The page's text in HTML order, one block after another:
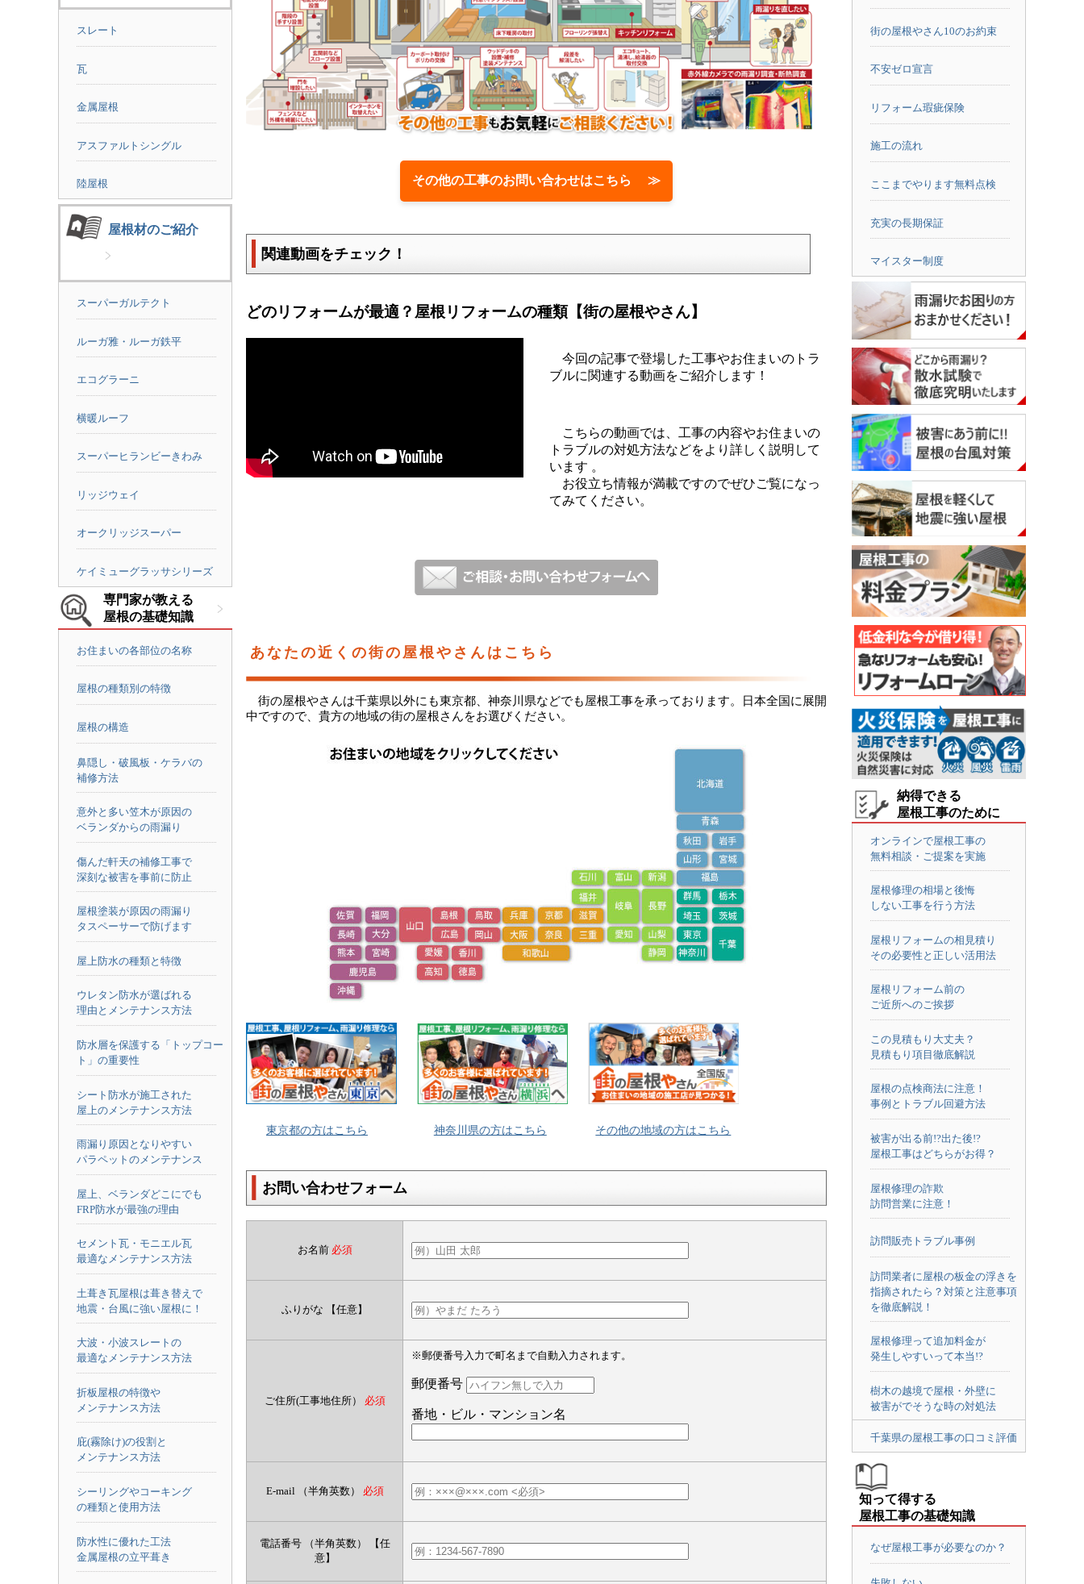
スレート
瓦
金属屋根
アスファルトシングル
陸屋根
屋根材のご紹介
スーパーガルテクト
ルーガ雅・ルーガ鉄平
エコグラーニ
横暖ルーフ
スーパーヒランビーきわみ
リッジウェイ
オークリッジスーパー
ケイミューグラッサシリーズ
専門家が教える
屋根の基礎知識
お住まいの各部位の名称
屋根の種類別の特徴
屋根の構造
鼻隠し・破風板・ケラバの
補修方法
意外と多い笠木が原因の
ベランダからの雨漏り
傷んだ軒天の補修工事で
深刻な被害を事前に防止
屋根塗装が原因の雨漏り
タスペーサーで防げます
屋上防水の種類と特徴
ウレタン防水が選ばれる
理由とメンテナンス方法
防水層を保護する「トップコー
ト」の重要性
シート防水が施工された
屋上のメンテナンス方法
雨漏り原因となりやすい
パラペットのメンテナンス
屋上、ベランダどこにでも
FRP防水が最強の理由
セメント瓦・モニエル瓦
最適なメンテナンス方法
土葺き瓦屋根は葺き替えで
地震・台風に強い屋根に！
大波・小波スレートの
最適なメンテナンス方法
折板屋根の特徴や
メンテナンス方法
庇(霧除け)の役割と
メンテナンス方法
シーリングやコーキング
の種類と使用方法
防水性に優れた工法
金属屋根の立平葺き
その他の工事のお問い合わせはこちら ≫
関連動画をチェック！
どのリフォームが最適？屋根リフォームの種類【街の屋根やさん】
今回の記事で登場した工事やお住まいのトラ
ブルに関連する動画をご紹介します！
こちらの動画では、工事の内容やお住まいの
トラブルの対処方法などをより詳しく説明して
います 。
お役立ち情報が満載ですのでぜひご覧になっ
てみてください。
あなたの近くの街の屋根やさんはこちら
街の屋根やさんは千葉県以外にも東京都、神奈川県などでも屋根工事を承っております。日本全国に展開
中ですので、貴方の地域の街の屋根さんをお選びください。
東京都の方はこちら 神奈川県の方はこちら その他の地域の方はこちら
お問い合わせフォーム
お名前 必須
ふりがな 【任意】
ご住所(工事地住所） 必須
※郵便番号入力で町名まで自動入力されます。
郵便番号
番地・ビル・マンション名
E-mail （半角英数） 必須
電話番号 （半角英数）
【任
意】
街の屋根やさん10のお約束
不安ゼロ宣言
リフォーム瑕疵保険
施工の流れ
ここまでやります無料点検
充実の長期保証
マイスター制度
納得できる
屋根工事のために
オンラインで屋根工事の
無料相談・ご提案を実施
屋根修理の相場と後悔
しない工事を行う方法
屋根リフォームの相見積り
その必要性と正しい活用法
屋根リフォーム前の
ご近所へのご挨拶
この見積もり大丈夫？
見積もり項目徹底解説
屋根の点検商法に注意！
事例とトラブル回避方法
被害が出る前!?出た後!?
屋根工事はどちらがお得？
屋根修理の詐欺
訪問営業に注意！
訪問販売トラブル事例
訪問業者に屋根の板金の浮きを
指摘されたら？対策と注意事項
を徹底解説！
屋根修理って追加料金が
発生しやすいって本当!?
樹木の越境で屋根・外壁に
被害がでそうな時の対処法
千葉県の屋根工事の口コミ評価
知って得する
屋根工事の基礎知識
なぜ屋根工事が必要なのか？